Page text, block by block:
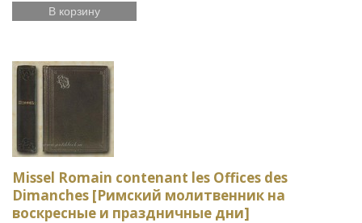
В корзину
Missel Romain contenant les Offices des
Dimanches [Римский молитвенник на
воскресные и праздничные дни]